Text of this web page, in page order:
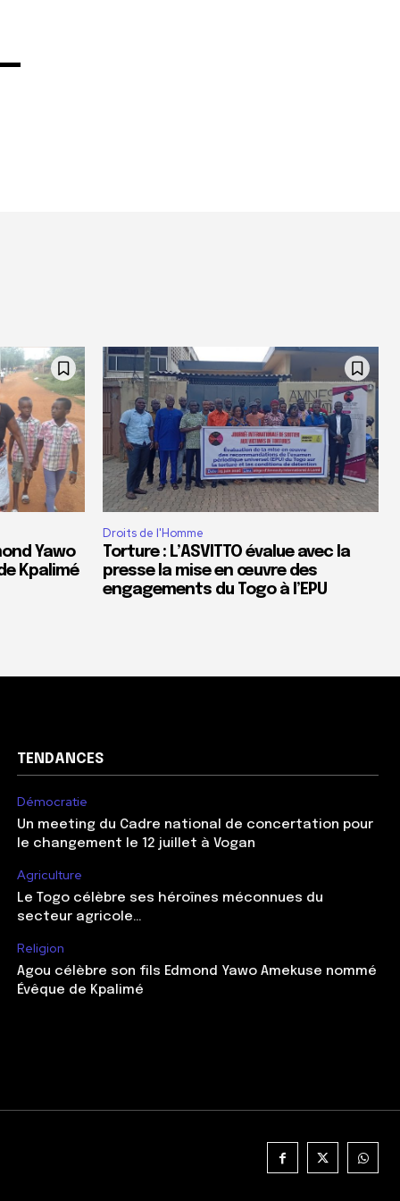
Yawo
Kpalimé
Droits de l'Homme
Torture : L’ASVITTO évalue avec la
presse la mise en œuvre des
engagements du Togo à l’EPU
TENDANCES
Démocratie
Un meeting du Cadre national de concertation pour
le changement le 12 juillet à Vogan
Agriculture
Le Togo célèbre ses héroïnes méconnues du
secteur agricole…
Religion
Agou célèbre son fils Edmond Yawo Amekuse nommé
Évêque de Kpalimé